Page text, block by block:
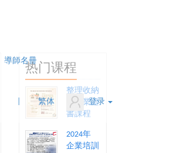
導師名冊
繁体 登录
热门课程
整理收納
師專業證
書課程
2024年
企業培訓